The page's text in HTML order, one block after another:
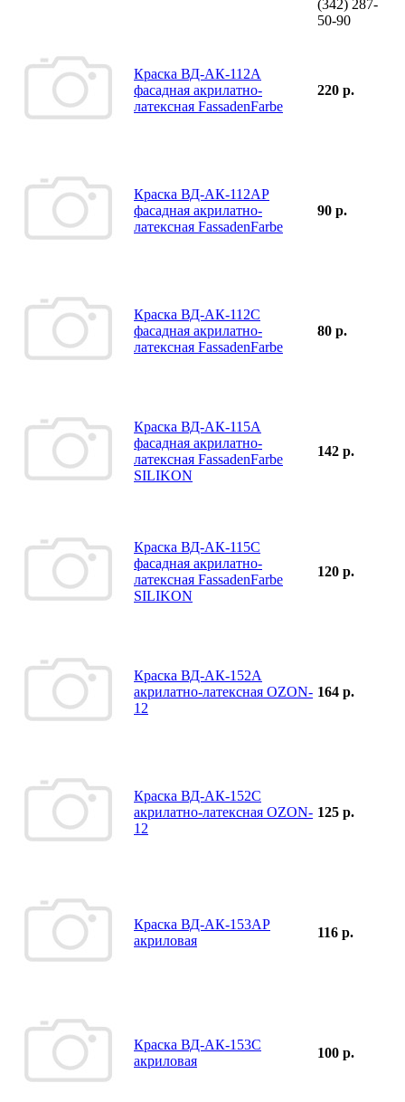
(342) 287-
50-90
Краска ВД-АК-112А
фасадная акрилатно-
латексная FassadenFarbe
220 р.
Краска ВД-АК-112АР
фасадная акрилатно-
латексная FassadenFarbe
90 р.
Краска ВД-АК-112С
фасадная акрилатно-
латексная FassadenFarbe
80 р.
Краска ВД-АК-115А
фасадная акрилатно-
латексная FassadenFarbe
SILIKON
142 р.
Краска ВД-АК-115С
фасадная акрилатно-
латексная FassadenFarbe
SILIKON
120 р.
Краска ВД-АК-152А
акрилатно-латексная OZON-
12
164 р.
Краска ВД-АК-152С
акрилатно-латексная OZON-
12
125 р.
Краска ВД-АК-153АР
акриловая
116 р.
Краска ВД-АК-153С
акриловая
100 р.